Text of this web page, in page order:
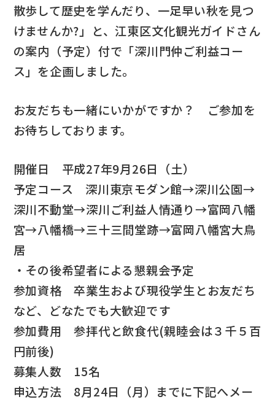
散歩して歴史を学んだり、一足早い秋を見つ
けませんか?」と、江東区文化観光ガイドさん
の案内（予定）付で「深川門仲ご利益コー
ス」を企画しました。
お友だちも一緒にいかがですか？ ご参加を
お待ちしております。
開催日 平成27年9月26日（土）
予定コース 深川東京モダン館→深川公園→
深川不動堂→深川ご利益人情通り→富岡八幡
宮→八幡橋→三十三間堂跡→富岡八幡宮大鳥
居
・その後希望者による懇親会予定
参加資格 卒業生および現役学生とお友だち
など、どなたでも大歓迎です
参加費用 参拝代と飲食代(親睦会は３千５百
円前後)
募集人数 15名
申込方法 8月24日（月）までに下記へメー